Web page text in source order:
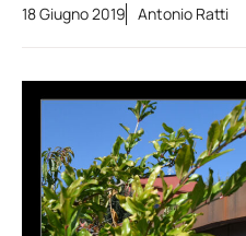
18 Giugno 2019
Antonio Ratti